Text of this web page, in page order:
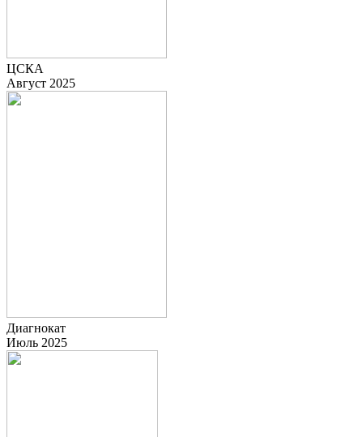
ЦСКА
Август 2025
Диагнокат
Июль 2025